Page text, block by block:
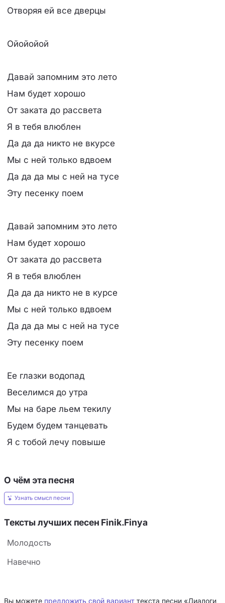
Отворяя ей все дверцы
Ойойойой
Давай запомним это лето
Нам будет хорошо
От заката до рассвета
Я в тебя влюблен
Да да да никто не вкурсе
Мы с ней только вдвоем
Да да да мы с ней на тусе
Эту песенку поем
Давай запомним это лето
Нам будет хорошо
От заката до рассвета
Я в тебя влюблен
Да да да никто не в курсе
Мы с ней только вдвоем
Да да да мы с ней на тусе
Эту песенку поем
Ее глазки водопад
Веселимся до утра
Мы на баре льем текилу
Будем будем танцевать
Я с тобой лечу повыше
О чём эта песня
Узнать смысл песни
Тексты лучших песен Finik.Finya
Молодость
Навечно
Вы можете предложить свой вариант текста песни «Диалоги